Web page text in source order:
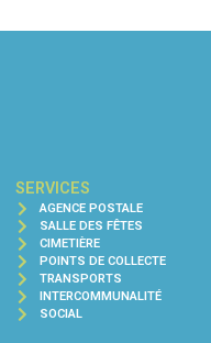
SERVICES
AGENCE POSTALE
SALLE DES FÊTES
CIMETIÈRE
POINTS DE COLLECTE
TRANSPORTS
INTERCOMMUNALITÉ
SOCIAL